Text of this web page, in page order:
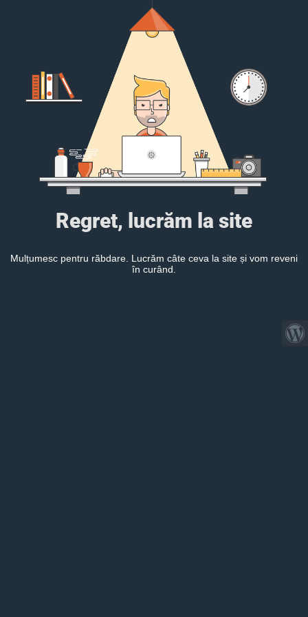
Regret, lucrăm la site
Mulțumesc pentru răbdare. Lucrăm câte ceva la site și vom reveni
în curând.